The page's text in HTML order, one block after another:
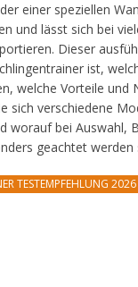
einer speziellen
und lässt sich bei
Dieser
ist,
welche Vorteile und
sich verschiedene
worauf bei Auswahl,
geachtet werden
TESTEMPFEHLUNG 2026